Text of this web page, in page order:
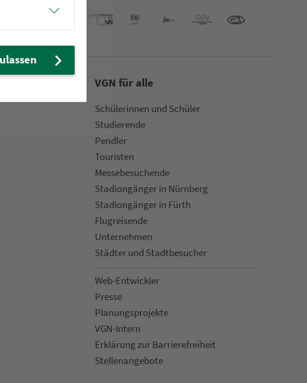
VGN für alle
Schülerinnen und Schüler
Stu­die­rende
Pendler
Touristen
Mes­se­be­suchende
Sta­di­on­gän­ger in Nürn­berg
Sta­di­on­gän­ger in Fürth
Flug­rei­sen­de
Un­ter­neh­men
Städter und Stadt­be­su­cher
Web-Entwickler
Presse
Pla­nungs­pro­jekte
VGN-Intern
Erklärung zur Bar­ri­e­re­frei­heit
Stellenan­ge­bote